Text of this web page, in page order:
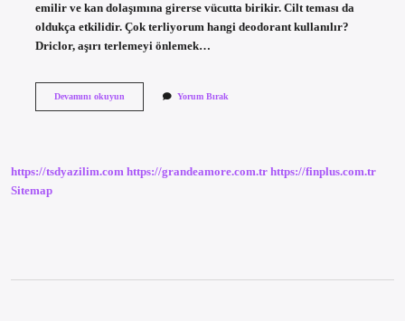
emilir ve kan dolaşımına girerse vücutta birikir. Cilt teması da
oldukça etkilidir. Çok terliyorum hangi deodorant kullanılır?
Driclor, aşırı terlemeyi önlemek…
Devamını okuyunDeodorant
Yorum Bırak
https://tsdyazilim.com https://grandeamore.com.tr https://finplus.com.tr
Sitemap